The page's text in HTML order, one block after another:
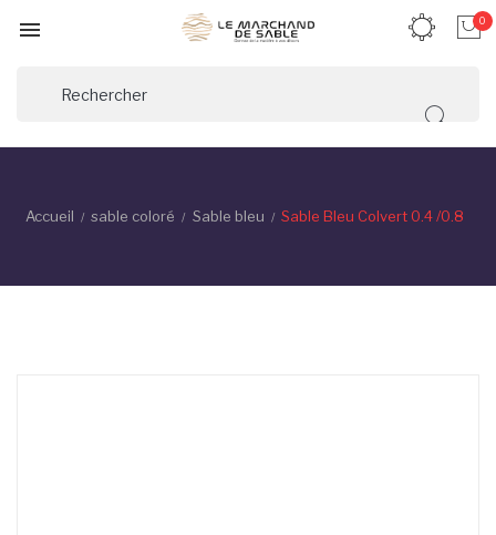
 0
Accueil sable coloré Sable bleu Sable Bleu Colvert 0.4 /0.8